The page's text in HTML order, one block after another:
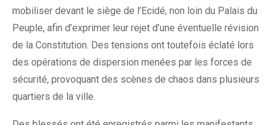
mobiliser devant le siège de l’Ecidé, non loin du Palais du
Peuple, afin d’exprimer leur rejet d’une éventuelle révision
de la Constitution. Des tensions ont toutefois éclaté lors
des opérations de dispersion menées par les forces de
sécurité, provoquant des scènes de chaos dans plusieurs
quartiers de la ville.